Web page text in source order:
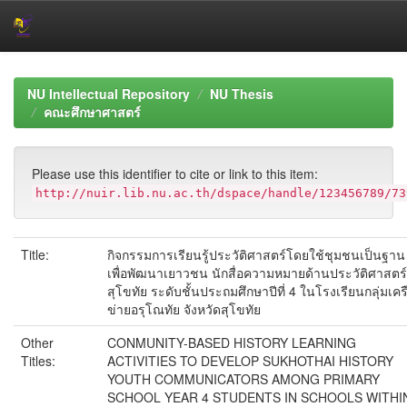
navigationNU Intellectual Repository
NU Thesis
คณะศึกษาศาสตร์
Please use this identifier to cite or link to this item:
http://nuir.lib.nu.ac.th/dspace/handle/123456789/
Title:
กิจกรรมการเรียนรู้ประวัติศาสตร์โดยใช้ชุมชนเป็นฐาน
เพื่อพัฒนาเยาวชน นักสื่อความหมายด้านประวัติศาสตร์
สุโขทัย ระดับชั้นประถมศึกษาปีที่ 4 ในโรงเรียนกลุ่มเค
ข่ายอรุโณทัย จังหวัดสุโขทัย
Other
Titles:
CONMUNITY-BASED HISTORY LEARNING
ACTIVITIES TO DEVELOP SUKHOTHAI HISTORY
YOUTH COMMUNICATORS AMONG PRIMARY
SCHOOL YEAR 4 STUDENTS IN SCHOOLS